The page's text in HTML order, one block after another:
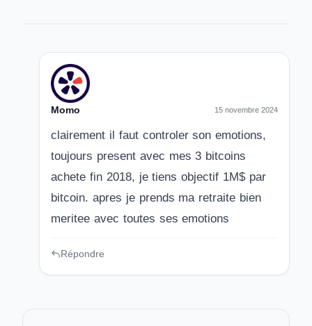
Momo 15 novembre 2024
clairement il faut controler son emotions,
toujours present avec mes 3 bitcoins
achete fin 2018, je tiens objectif 1M$ par
bitcoin. apres je prends ma retraite bien
meritee avec toutes ses emotions
Répondre